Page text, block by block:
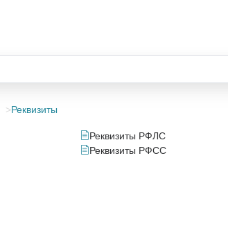
Реквизиты
Реквизиты РФЛС
Реквизиты РФСС